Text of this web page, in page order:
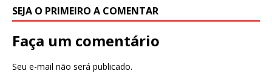
SEJA O PRIMEIRO A COMENTAR
Faça um comentário
Seu e-mail não será publicado.